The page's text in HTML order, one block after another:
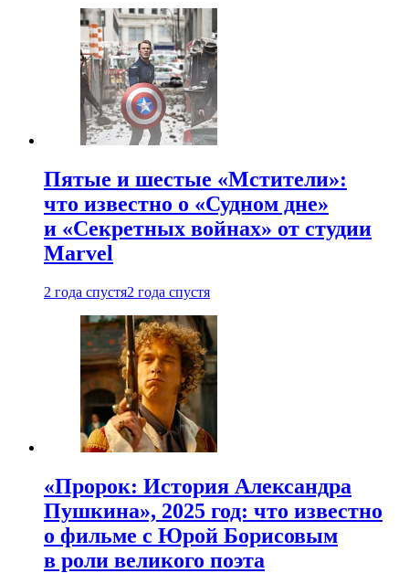
Пятые и шестые «Мстители»:
что известно о «Судном дне»
и «Секретных войнах» от студии
Marvel
2 года спустя2 года спустя
«Пророк: История Александра
Пушкина», 2025 год: что известно
о фильме с Юрой Борисовым
в роли великого поэта